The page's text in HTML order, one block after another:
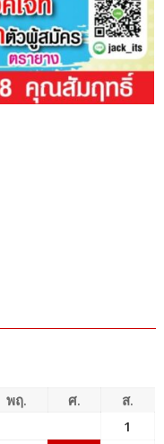
พฤ. ศ.
ส.
1